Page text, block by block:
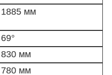
1885 мм
69°
830 мм
780 мм